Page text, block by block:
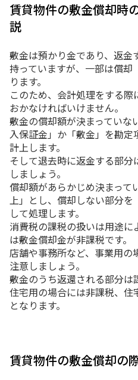
賃貸物件の敷金償却時
説
敷金は預かり金であり、返金
持っていますが、一部は償却
ります。
このため、会計処理をする
おかなければいけません。
敷金の償却額が決まっていな
入保証金」か「敷金」を勘
計上します。
そして退去時に返金する部
しましょう。
償却額があらかじめ決まって
上」とし、償却しない部分
して処理します。
消費税の課税の扱いは用途
は敷金償却金が非課税です。
店舗や事務所など、事業用
注意しましょう。
敷金のうち返還される部分は
住宅用の場合には非課税、住
となります。
賃貸物件の敷金償却の